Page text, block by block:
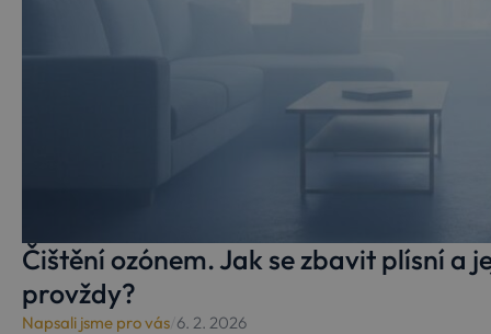
Čištění ozónem. Jak se zbavit plísní a
provždy?
Napsali jsme pro vás 6. 2. 2026